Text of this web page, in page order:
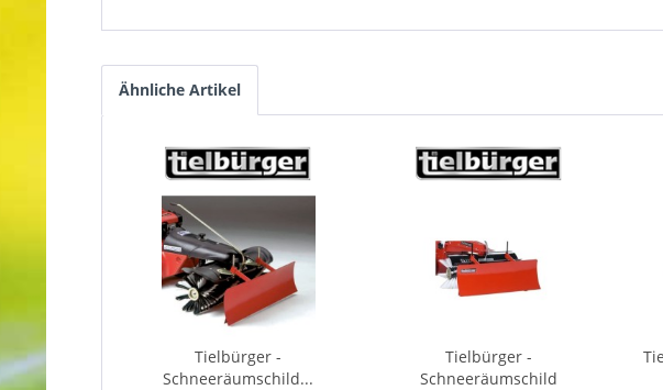
Ähnliche Artikel
Tielbürger -
Schneeräumschild...
Tielbürger -
Schneeräumschild